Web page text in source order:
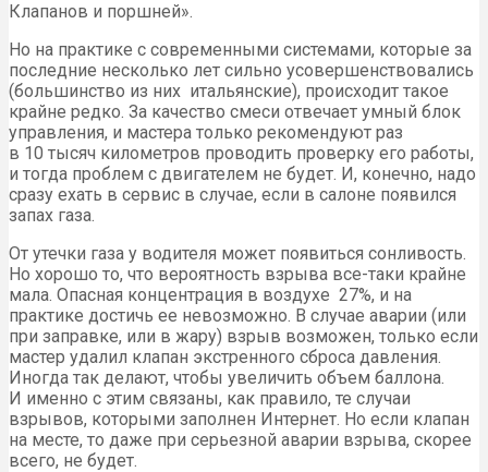
Клапанов и поршней».
Но на практике с современными системами, которые за
последние несколько лет сильно усовершенствовались
(большинство из них итальянские), происходит такое
крайне редко. За качество смеси отвечает умный блок
управления, и мастера только рекомендуют раз
в 10 тысяч километров проводить проверку его работы,
и тогда проблем с двигателем не будет. И, конечно, надо
сразу ехать в сервис в случае, если в салоне появился
запах газа.
От утечки газа у водителя может появиться сонливость.
Но хорошо то, что вероятность взрыва все-таки крайне
мала. Опасная концентрация в воздухе 27%, и на
практике достичь ее невозможно. В случае аварии (или
при заправке, или в жару) взрыв возможен, только если
мастер удалил клапан экстренного сброса давления.
Иногда так делают, чтобы увеличить объем баллона.
И именно с этим связаны, как правило, те случаи
взрывов, которыми заполнен Интернет. Но если клапан
на месте, то даже при серьезной аварии взрыва, скорее
всего, не будет.